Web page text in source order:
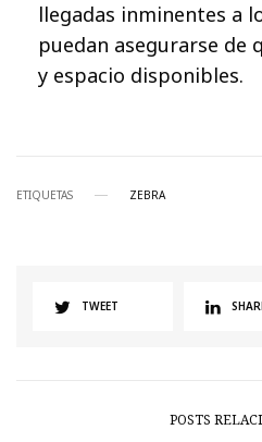
llegadas inminentes a
puedan asegurarse de
y espacio disponibles.
ETIQUETAS ZEBRA
TWEET
POSTS